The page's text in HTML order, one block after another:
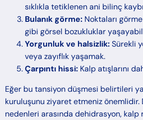
sıklıkla tetiklenen ani bilinç
Bulanık görme: Noktaları
gibi görsel bozukluklar
Yorgunluk ve halsizlik:Sürekli
veya zayıflık yaşamak.
Çarpıntı hissi: Kalp atışlarını
Eğer bu tansiyon düşmesi belirtileri
kuruluşunu ziyaret etmeniz önemlidir.
nedenleri arasında dehidrasyon, kalp